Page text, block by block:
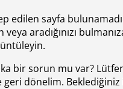
edilen sayfa
veya aradığınızı
bir sorun mu var?
geri dönelim.